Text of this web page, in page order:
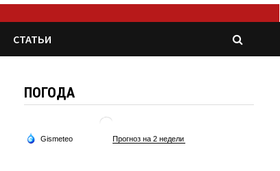
СТАТЬИ
ПОГОДА